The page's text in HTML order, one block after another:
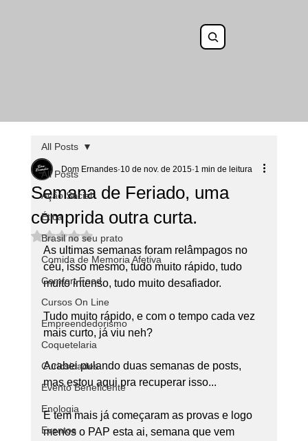
All Posts
Ação Social
Ética
Brasil no seu prato
Comida de Memoria Afetiva
Comfort Food
Cursos On Line
Empreendedorismo
Coquetelaria
Curiosidades
Evento Beneficente
Enologia
Eventos
All Posts
Semana de Feriado, uma
comprida outra curta.
Dom Ernandes 10 de nov. de 2015 1 min de leitura
Avaliado com NaN de 5 estrelas.
As ultimas semanas foram relâmpagos no
céu, isso mesmo, tudo muito rápido, tudo
muito intenso, tudo muito desafiador.
Tudo muito rápido, e com o tempo cada vez
mais curto, já viu neh?
Acabei pulando duas semanas de posts,
mas estou aqui pra recuperar isso...
E tem mais já começaram as provas e logo
menos o PAP esta ai, semana que vem